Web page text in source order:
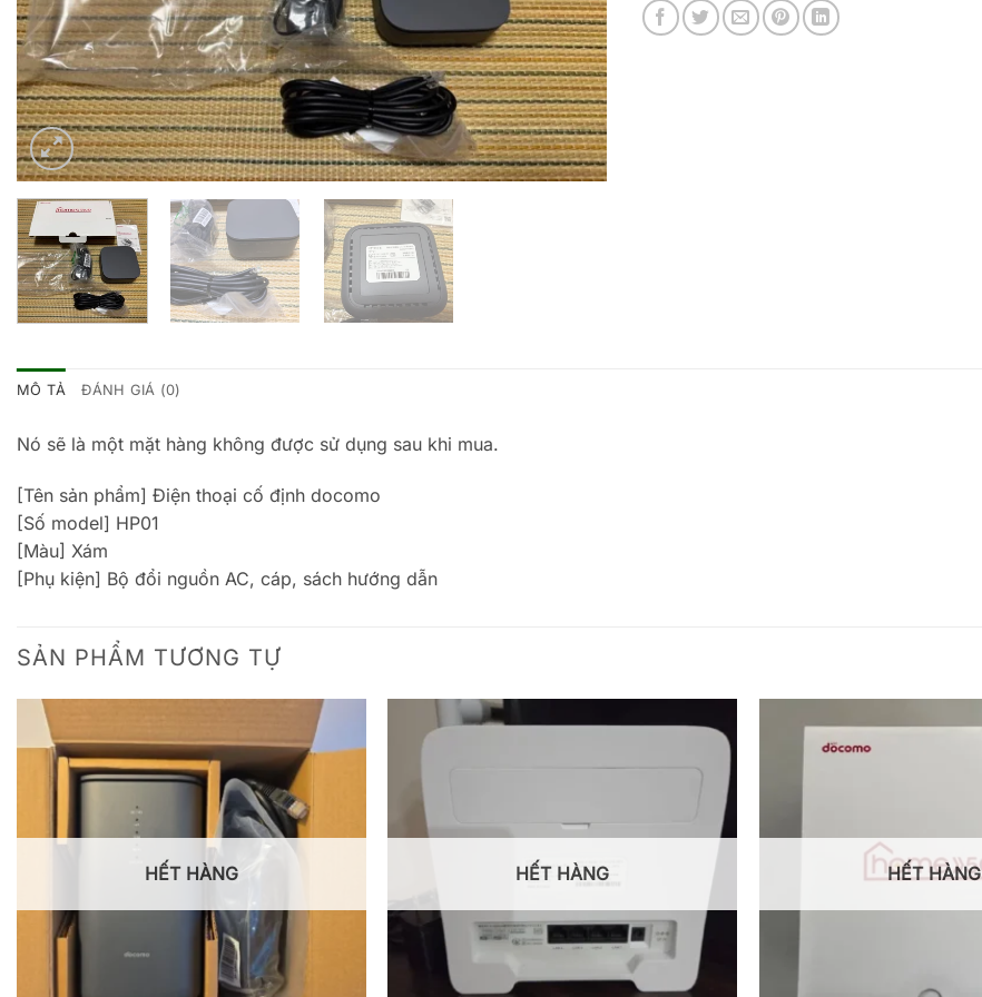
MÔ TẢ ĐÁNH GIÁ (0)
Nó sẽ là một mặt hàng không được sử dụng sau khi mua.
[Tên sản phẩm] Điện thoại cố định docomo
[Số model] HP01
[Màu] Xám
[Phụ kiện] Bộ đổi nguồn AC, cáp, sách hướng dẫn
SẢN PHẨM TƯƠNG TỰ
HẾT HÀNG HẾT HÀNG HẾT HÀNG